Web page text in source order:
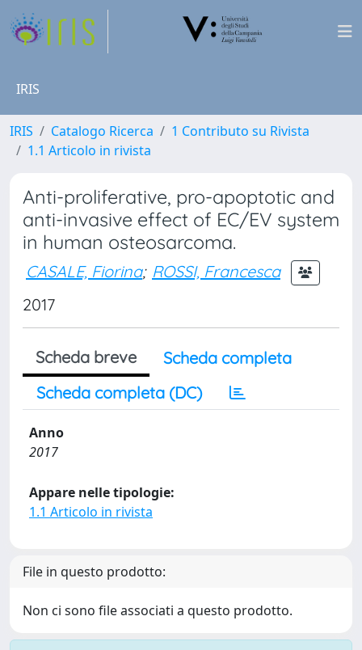
IRIS
IRIS Catalogo Ricerca
1 Contributo su Rivista
1.1 Articolo in rivista
Anti-proliferative, pro-apoptotic and
anti-invasive effect of EC/EV system
in human osteosarcoma.
CASALE, Fiorina; ROSSI, Francesca
2017
Scheda breve
Scheda completa
Scheda completa (DC)
Anno
2017
Appare nelle tipologie:
1.1 Articolo in rivista
File in questo prodotto:
Non ci sono file associati a questo prodotto.